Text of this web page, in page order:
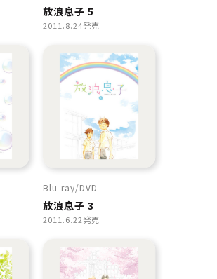
放浪息子 5
2011.8.24発売
Blu-ray DVD
放浪息子 3
2011.6.22発売